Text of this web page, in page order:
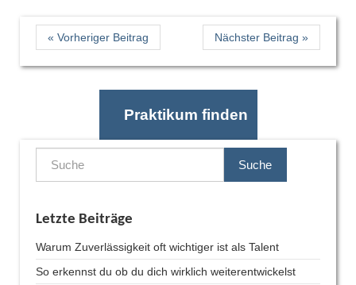
« Vorheriger Beitrag Nächster Beitrag »
Praktikum finden
Suche
Letzte Beiträge
Warum Zuverlässigkeit oft wichtiger ist als Talent
So erkennst du ob du dich wirklich weiterentwickelst